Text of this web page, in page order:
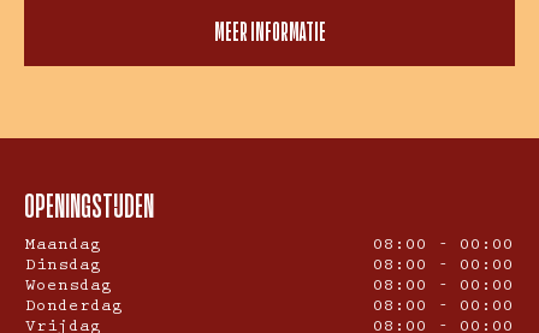
MEER INFORMATIE
OPENINGSTIJDEN
Maandag
08:00 - 00:00
Dinsdag
08:00 - 00:00
Woensdag
08:00 - 00:00
Donderdag
08:00 - 00:00
Vrijdag
08:00 - 00:00